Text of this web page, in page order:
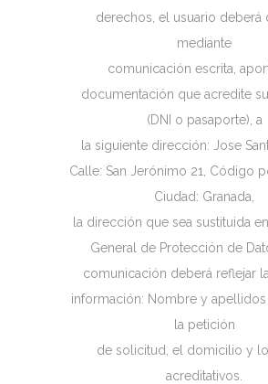
derechos, el usuario deberá
mediante
comunicación escrita,
documentación que acredite
(DNI o pasaporte), a
la siguiente dirección: Jose
Calle: San Jerónimo 21, Código
Ciudad: Granada,
la dirección que sea sustituida
General de Protección de
comunicación deberá reflejar
información: Nombre y apellidos
la petición
de solicitud, el domicilio y
acreditativos.